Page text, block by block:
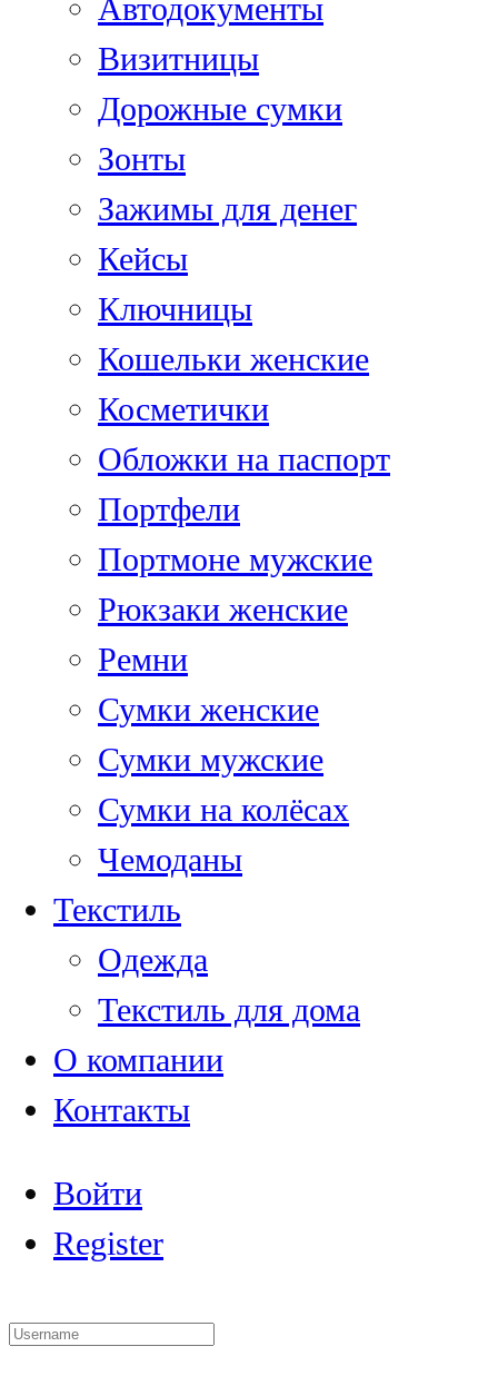
Автодокументы
Визитницы
Дорожные сумки
Зонты
Зажимы для денег
Кейсы
Ключницы
Кошельки женские
Косметички
Обложки на паспорт
Портфели
Портмоне мужские
Рюкзаки женские
Ремни
Сумки женские
Сумки мужские
Сумки на колёсах
Чемоданы
Текстиль
Одежда
Текстиль для дома
О компании
Контакты
Войти
Register